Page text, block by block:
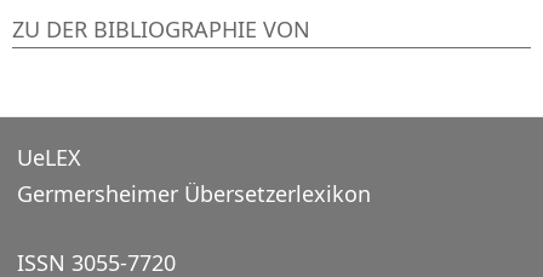
ZU DER BIBLIOGRAPHIE VON
UeLEX
Germersheimer Übersetzerlexikon
ISSN 3055-7720